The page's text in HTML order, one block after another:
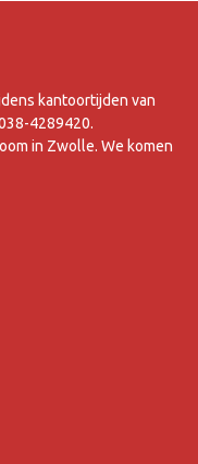
kantoortijden van
4289420.
in Zwolle. We komen